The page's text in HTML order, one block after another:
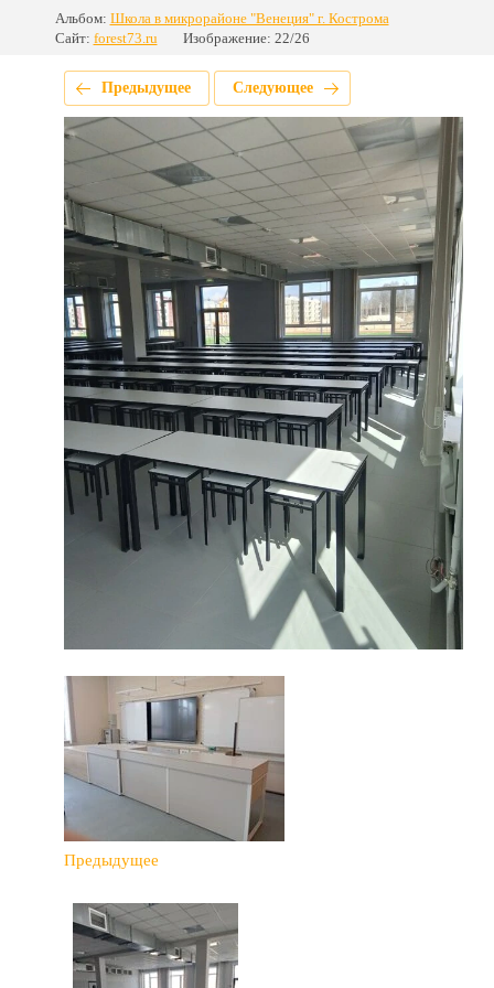
Альбом: Школа в микрорайоне "Венеция" г. Кострома
Сайт: forest73.ru Изображение: 22/26
Предыдущее Следующее
Предыдущее